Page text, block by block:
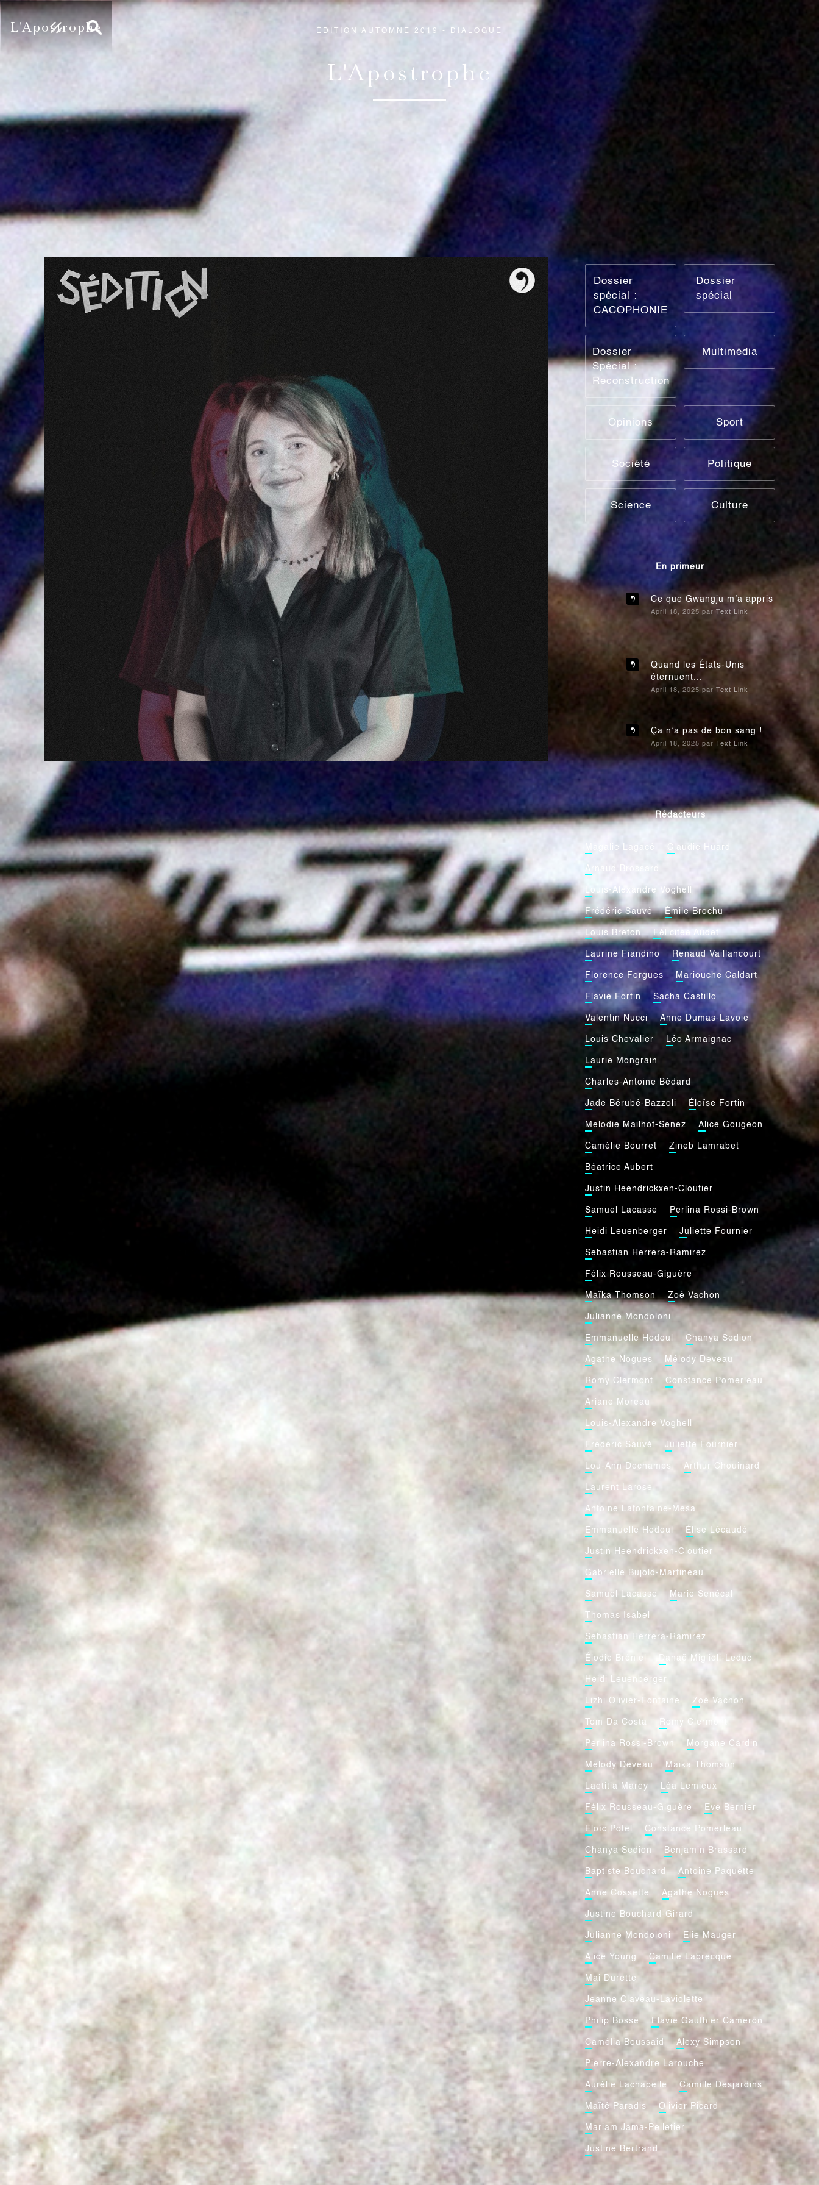
L'Apostrophe ÉDITION AUTOMNE 2019 - DIALOGUE
L'Apostrophe
Dossier
spécial :
CACOPHONIE
Dossier
spécial
Dossier
Spécial :
Reconstruction
Multimédia
Opinions Sport
Société Politique
Science Culture
En primeur
Ce que Gwangju m’a appris
April 18, 2025 par Text Link
Quand les États-Unis
éternuent...
April 18, 2025 par Text Link
Ça n’a pas de bon sang !
April 18, 2025 par Text Link
Rédacteurs
Magalie Lagacé Claudie Huard
Arnaud Brossard
Louis-Alexandre Voghell
Frédéric Sauvé Émile Brochu
Louis Breton Félicitée Audet
Laurine Fiandino Renaud Vaillancourt
Florence Forgues Mariouche Caldart
Flavie Fortin Sacha Castillo
Valentin Nucci Anne Dumas-Lavoie
Louis Chevalier Léo Armaignac
Laurie Mongrain
Charles-Antoine Bédard
Jade Bérubé-Bazzoli Éloïse Fortin
Melodie Mailhot-Senez Alice Gougeon
Camélie Bourret Zineb Lamrabet
Béatrice Aubert
Justin Heendrickxen-Cloutier
Samuel Lacasse Perlina Rossi-Brown
Heidi Leuenberger Juliette Fournier
Sebastian Herrera-Ramirez
Félix Rousseau-Giguère
Maïka Thomson Zoé Vachon
Julianne Mondoloni
Emmanuelle Hodoul Chanya Sedion
Agathe Nogues Mélody Deveau
Romy Clermont Constance Pomerleau
Ariane Moreau
Louis-Alexandre Voghell
Frédéric Sauvé Juliette Fournier
Lou-Ann Dechamps Arthur Chouinard
Laurent Larose
Antoine Lafontaine-Mesa
Emmanuelle Hodoul Élise Lécaudé
Justin Heendrickxen-Cloutier
Gabrielle Bujold-Martineau
Samuel Lacasse Marie Senécal
Thomas Isabel
Sebastian Herrera-Ramirez
Élodie Bréniel Danaë Miglioli-Leduc
Heidi Leuenberger
Lizhi Olivier-Fontaine Zoé Vachon
Tom Da Costa Romy Clermont
Perlina Rossi-Brown Morgane Cardin
Mélody Deveau Maika Thomson
Laetitia Marey Léa Lemieux
Félix Rousseau-Giguère Eve Bernier
Eloïc Potel Constance Pomerleau
Chanya Sedion Benjamin Brassard
Baptiste Bouchard Antoine Paquette
Anne Cossette Agathe Nogues
Justine Bouchard-Girard
Julianne Mondoloni Elie Mauger
Alice Young Camille Labrecque
Mai Durette
Jeanne Claveau-Laviolette
Philip Bossé Flavie Gauthier Cameron
Camélia Boussaid Alexy Simpson
Pierre-Alexandre Larouche
Aurélie Lachapelle Camille Desjardins
Maïté Paradis Olivier Picard
Mariam Jama-Pelletier
Justine Bertrand